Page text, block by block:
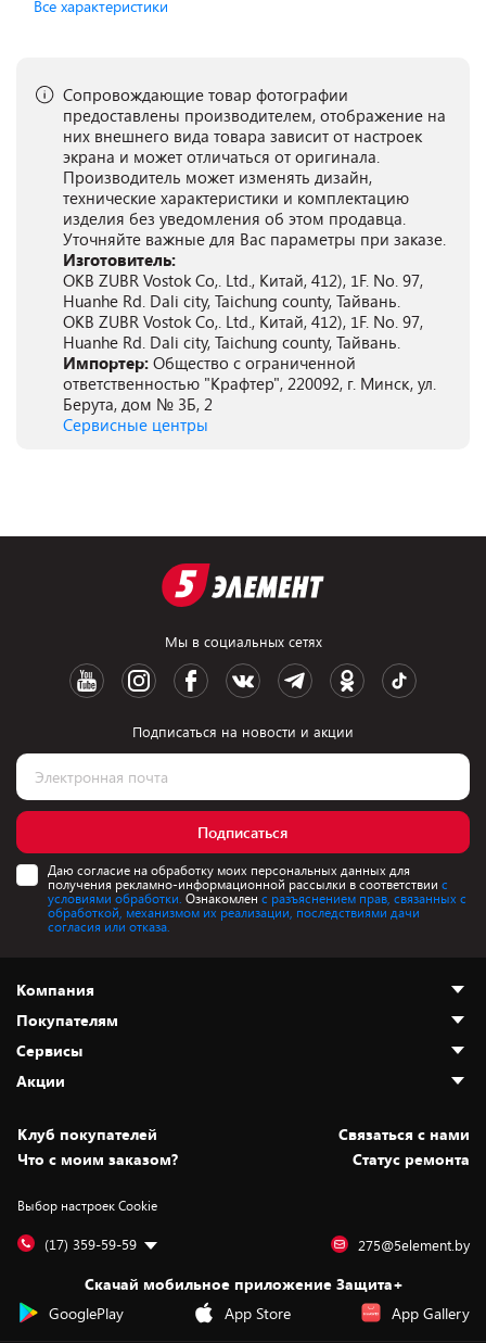
Все характеристики
Сопровождающие товар фотографии
предоставлены производителем, отображение на
них внешнего вида товара зависит от настроек
экрана и может отличаться от оригинала.
Производитель может изменять дизайн,
технические характеристики и комплектацию
изделия без уведомления об этом продавца.
Уточняйте важные для Вас параметры при заказе.
Изготовитель:
OKB ZUBR Vostok Co,. Ltd., Китай, 412), 1F. No. 97,
Huanhe Rd. Dali city, Taichung county, Тайвань.
OKB ZUBR Vostok Co,. Ltd., Китай, 412), 1F. No. 97,
Huanhe Rd. Dali city, Taichung county, Тайвань.
Импортер: Общество с ограниченной
ответственностью "Крафтер", 220092, г. Минск, ул.
Берута, дом № 3Б, 2
Сервисные центры
Мы в социальных сетях
Подписаться на новости и акции
Подписаться
Даю согласие на обработку моих персональных данных для
получения рекламно-информационной рассылки в соответствии с
условиями обработки. Ознакомлен с разъяснением прав, связанных с
обработкой, механизмом их реализации, последствиями дачи
согласия или отказа.
Компания
О нас
Адреса магазинов
Новости
Статьи и обзоры
Вакансии
Дай пять добру!
Покупателям
Как сделать заказ
Оплата и доставка
Безналичный расчёт
Обмен и возврат товара
Обработка персональных данных
Подарочные карты
Сервисы
Установка техники
Для игровых консолей
Для мобильных устройств
Для компьютеров
Сервисные центры
Акции
Скидки и промокоды
Белорусские товары
Бонусы
Оплата частями
Уценка
Клуб покупателей
Cвязаться с нами
Что с моим заказом?
Статус ремонта
Выбор настроек Cookie
(17) 359-59-59 275@5element.by
Скачай мобильное приложение Защита+
GooglePlay
App Store App Gallery